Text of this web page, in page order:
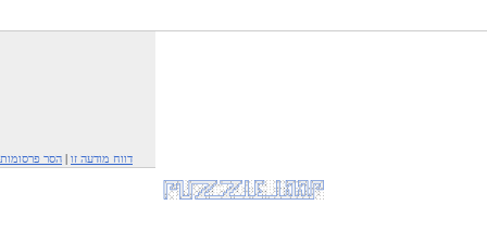
הסר פרסומות | דווח מודעה זו